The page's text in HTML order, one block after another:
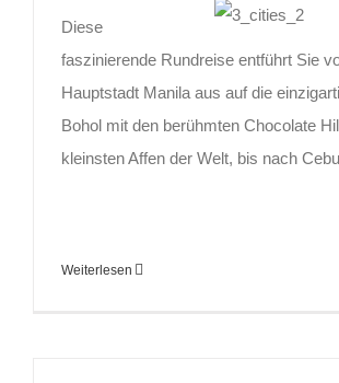
Diese
faszinierende Rundreise entführt Sie
Hauptstadt Manila aus auf die
Bohol mit den berühmten Chocolate
kleinsten Affen der Welt, bis nach
Weiterlesen